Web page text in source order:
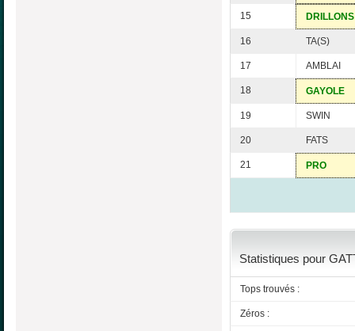
15 DRILLONS
16 TA(S)
17 AMBLAI
18 GAYOLE
19 SWIN
20 FATS
21 PRO
Statistiques pour
Tops trouvés :
Zéros :